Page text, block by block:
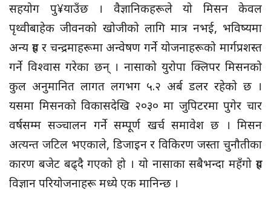
सहयोग पु¥याउँछ । वैज्ञानिकहरूले यो मिसन केवल
पृथ्वीबाहेक जीवनको खोजीको लागि मात्र नभई, भविष्यमा
अन्य ग्रह र चन्द्रमाहरूमा अन्वेषण गर्ने योजनाहरूको मार्गप्रशस्त
गर्ने विश्वास गरेका छन् । नासाको युरोपा क्लिपर मिसनको
कुल अनुमानित लागत लगभग ५.२ अर्ब डलर रहेको छ ।
यसमा मिसनको विकासदेखि २०३० मा जुपिटरमा पुगेर चार
वर्षसम्म सञ्चालन गर्ने सम्पूर्ण खर्च समावेश छ । मिसन
अत्यन्त जटिल भएकाले, डिजाइन र विकिरण जस्ता चुनौतीका
कारण बजेट बढ्दै गएको हो । यो नासाका सबैभन्दा महँगो ग्रह
विज्ञान परियोजनाहरू मध्ये एक मानिन्छ ।